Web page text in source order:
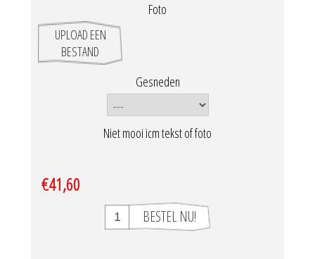
Foto
UPLOAD EEN
BESTAND
Gesneden
Niet mooi icm tekst of foto
€41,60